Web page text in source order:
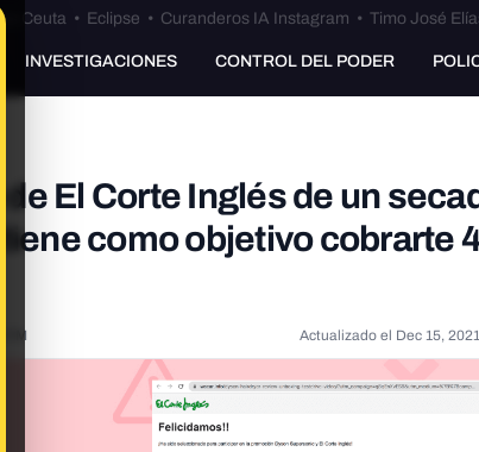
Ceuta • Eclipse • Curanderos IA Instagram • Timo José
INVESTIGACIONES CONTROL DEL PODER
El Corte Inglés de un
como objetivo cobrarte
PM Actualizado el Dec 15,